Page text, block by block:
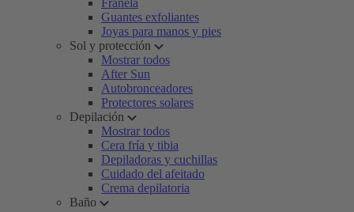
Franela
Guantes exfoliantes
Joyas para manos y pies
Sol y protección
Mostrar todos
After Sun
Autobronceadores
Protectores solares
Depilación
Mostrar todos
Cera fría y tibia
Depiladoras y cuchillas
Cuidado del afeitado
Crema depilatoria
Baño